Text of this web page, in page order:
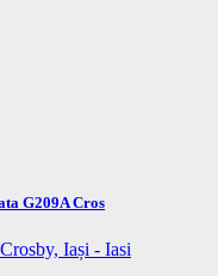
G209A Cros